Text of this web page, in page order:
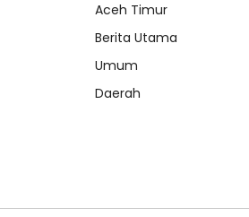
Aceh Timur
Berita Utama
Umum
Daerah